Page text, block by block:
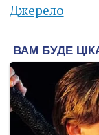
Джерело